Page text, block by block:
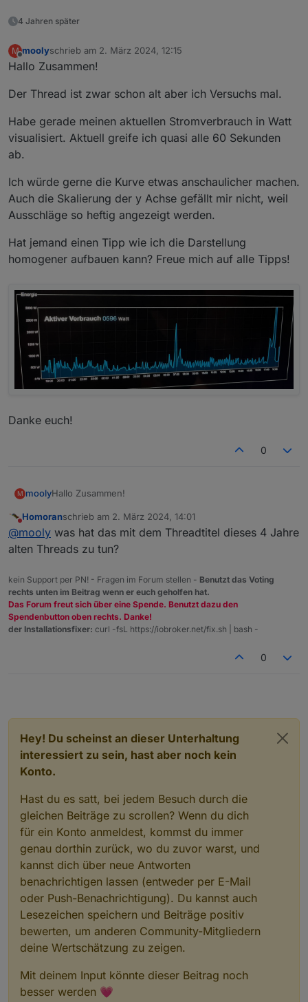
4 Jahren später
M
Offline
moolyschrieb am 2. März 2024, 12:15
zuletzt editiert von
Hallo Zusammen!
Der Thread ist zwar schon alt aber ich Versuchs mal.
Habe gerade meinen aktuellen Stromverbrauch in Watt
visualisiert. Aktuell greife ich quasi alle 60 Sekunden
ab.
Ich würde gerne die Kurve etwas anschaulicher machen.
Auch die Skalierung der y Achse gefällt mir nicht, weil
Ausschläge so heftig angezeigt werden.
Hat jemand einen Tipp wie ich die Darstellung
homogener aufbauen kann? Freue mich auf alle Tipps!
Danke euch!
0
M moolyHallo Zusammen!
Der Thread ist zwar schon alt aber ich Versuchs mal.
Habe gerade meinen aktuellen Stromverbrauch in Watt
machen. Auch die Skalierung der y Achse gefällt mir
nicht, weil Ausschläge so heftig angezeigt werden.
Hat jemand einen Tipp wie ich die Darstellung
homogener aufbauen kann? Freue mich auf alle Tipps!
Nicht stören
Homoranschrieb am 2. März 2024, 14:01
zuletzt editiert von
@mooly was hat das mit dem Threadtitel dieses 4 Jahre
alten Threads zu tun?
kein Support per PN! - Fragen im Forum stellen - Benutzt das Voting
rechts unten im Beitrag wenn er euch geholfen hat.
Das Forum freut sich über eine Spende. Benutzt dazu den
Spendenbutton oben rechts. Danke!
der Installationsfixer: curl -fsL https://iobroker.net/fix.sh | bash -
0
Hey! Du scheinst an dieser Unterhaltung
interessiert zu sein, hast aber noch kein
Konto.
Hast du es satt, bei jedem Besuch durch die
gleichen Beiträge zu scrollen? Wenn du dich
für ein Konto anmeldest, kommst du immer
genau dorthin zurück, wo du zuvor warst, und
kannst dich über neue Antworten
benachrichtigen lassen (entweder per E-Mail
oder Push-Benachrichtigung). Du kannst auch
Lesezeichen speichern und Beiträge positiv
bewerten, um anderen Community-Mitgliedern
deine Wertschätzung zu zeigen.
Mit deinem Input könnte dieser Beitrag noch
besser werden 💗